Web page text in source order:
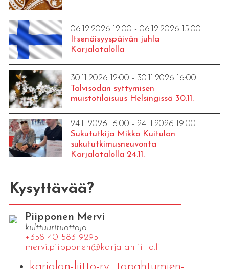
06.12.2026 12:00 - 06.12.2026 15:00
Itsenäisyyspäivän juhla
Karjalatalolla
30.11.2026 12:00 - 30.11.2026 16:00
Talvisodan syttymisen
muistotilaisuus Helsingissä 30.11.
24.11.2026 16:00 - 24.11.2026 19:00
Sukututkija Mikko Kuitulan
sukututkimusneuvonta
Karjalatalolla 24.11.
Kysyttävää?
Piipponen Mervi
kulttuurituottaja
+358 40 583 9295
mervi.​piipponen@​kar​jala​nlii​tto.​fi